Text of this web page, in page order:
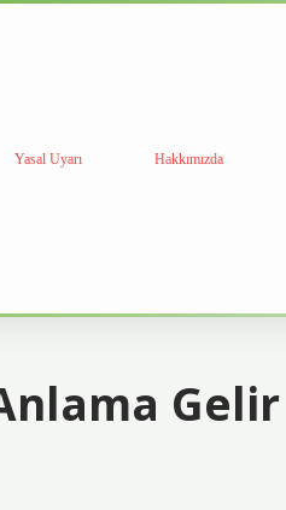
Yasal Uyarı Hakkımızda
Gelir